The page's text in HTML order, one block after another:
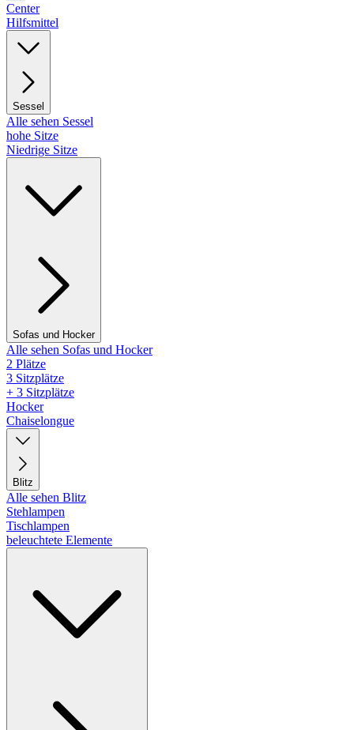
Center
Hilfsmittel
Sessel
Alle sehen Sessel
hohe Sitze
Niedrige Sitze
Sofas und Hocker
Alle sehen Sofas und Hocker
2 Plätze
3 Sitzplätze
+ 3 Sitzplätze
Hocker
Chaiselongue
Blitz
Alle sehen Blitz
Stehlampen
Tischlampen
beleuchtete Elemente